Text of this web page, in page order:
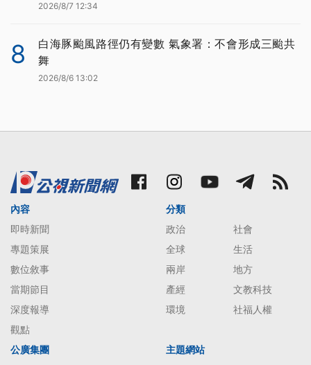
2026/8/7 12:34
8
白海豚颱風路徑仍有變數 氣象署：不會形成三颱共
舞
2026/8/6 13:02
內容
即時新聞
專題策展
數位敘事
當期節目
深度報導
觀點
分類
政治
社會
全球
生活
兩岸
地方
產經
文教科技
環境
社福人權
公廣集團
主題網站